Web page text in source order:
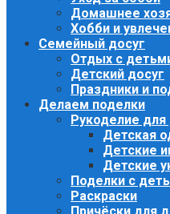
Домашнее
Хобби и
Семейный досуг
Отдых с
Детский досуг
Праздники и
Делаем поделки
Рукоделие для
Детская
Детские
Детские
Поделки с
Раскраски